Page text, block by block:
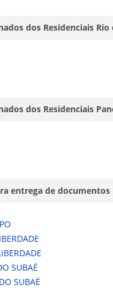
dos Residenciais Rio
dos Residenciais
entrega de documentos
SUBAÉ
SUBAÉ